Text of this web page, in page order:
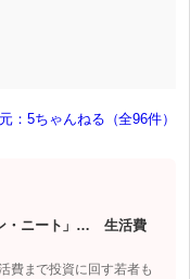
：5ちゃんねる（全96件）
・ニート」… 生活費
費まで投資に回す若者も